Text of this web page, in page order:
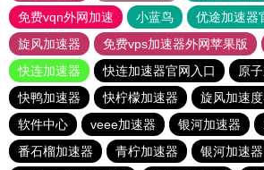
免费vqn外网加速
小蓝鸟 优途加速器
旋风加速器
免费vps加速器外网苹果版
快连加速器
快连加速器官网入口
原
快鸭加速器
快柠檬加速器 旋风加速
软件中心
veee加速器 银河加速器
番石榴加速器
青柠加速器
银河加速器